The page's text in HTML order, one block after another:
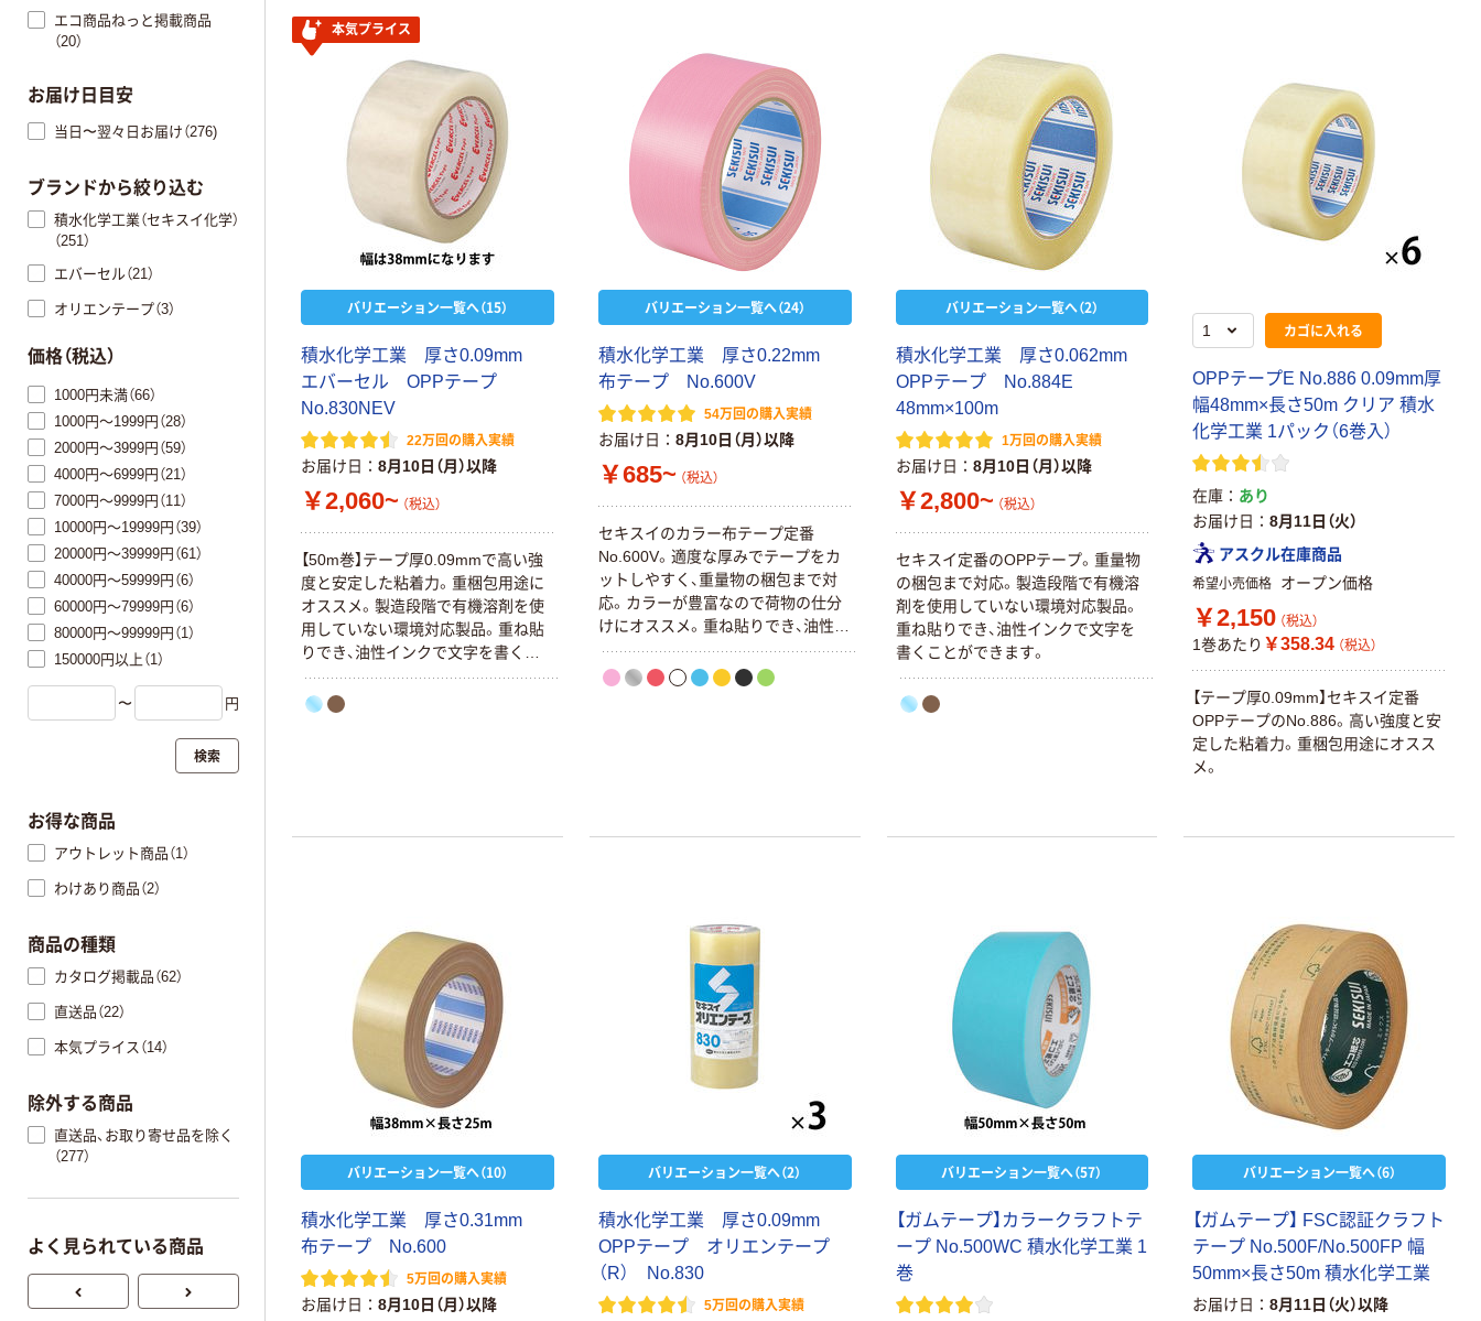
本気プライス
バリエーション一覧へ（15）
積水化学工業 厚さ0.09mm
エバーセル OPPテープ
No.830NEV
22万回の購入実績
お届け日 8月10日（月）以降
￥2,060~ （税込）
【50m巻】テープ厚0.09mmで高い強
度と安定した粘着力。重梱包用途に
オススメ。製造段階で有機溶剤を使
用していない環境対応製品。重ね貼
りでき、油性インクで文字を書くこ
とができます。
バリエーション一覧へ（24）
積水化学工業 厚さ0.22mm
布テープ No.600V
54万回の購入実績
お届け日 8月10日（月）以降
￥685~ （税込）
セキスイのカラー布テープ定番
No.600V。適度な厚みでテープをカ
ットしやすく、重量物の梱包まで対
応。カラーが豊富なので荷物の仕分
けにオススメ。重ね貼りでき、油性イ
ンクで文字書きできます。
バリエーション一覧へ（2）
積水化学工業 厚さ0.062mm
OPPテープ No.884E
48mm×100m
1万回の購入実績
お届け日 8月10日（月）以降
￥2,800~ （税込）
セキスイ定番のOPPテープ。重量物
の梱包まで対応。製造段階で有機溶
剤を使用していない環境対応製品。
重ね貼りでき、油性インクで文字を
書くことができます。
カゴに入れる
OPPテープE No.886 0.09mm厚
幅48mm×長さ50m クリア 積水
化学工業 1パック（6巻入）
在庫
あり
お届け日
8月11日（火）
アスクル在庫商品
希望小売価格 オープン価格
￥2,150 （税込）
1巻あたり ￥358.34 （税込）
【テープ厚0.09mm】セキスイ定番
OPPテープのNo.886。高い強度と安
定した粘着力。重梱包用途にオスス
メ。
バリエーション一覧へ（10）
積水化学工業 厚さ0.31mm
布テープ No.600
5万回の購入実績
お届け日 8月10日（月）以降
バリエーション一覧へ（2）
積水化学工業 厚さ0.09mm
OPPテープ オリエンテープ
（R） No.830
5万回の購入実績
バリエーション一覧へ（57）
【ガムテープ】カラークラフトテ
ープ No.500WC 積水化学工業 1
巻
バリエーション一覧へ（6）
【ガムテープ】 FSC認証クラフト
テープ No.500F/No.500FP 幅
50mm×長さ50m 積水化学工業
お届け日 8月11日（火）以降
エコ商品ねっと掲載商品
（20）
お届け日目安
当日〜翌々日お届け（276)
ブランドから絞り込む
積水化学工業（セキスイ化学）
（251）
エバーセル（21）
オリエンテープ（3）
価格（税込）
1000円未満（66）
1000円～1999円（28）
2000円～3999円（59）
4000円～6999円（21）
7000円～9999円（11）
10000円～19999円（39）
20000円～39999円（61）
40000円～59999円（6）
60000円～79999円（6）
80000円～99999円（1）
150000円以上（1）
〜 円
検索
お得な商品
アウトレット商品（1）
わけあり商品（2）
商品の種類
カタログ掲載品（62）
直送品（22）
本気プライス（14）
除外する商品
直送品、お取り寄せ品を除く
（277）
よく見られている商品